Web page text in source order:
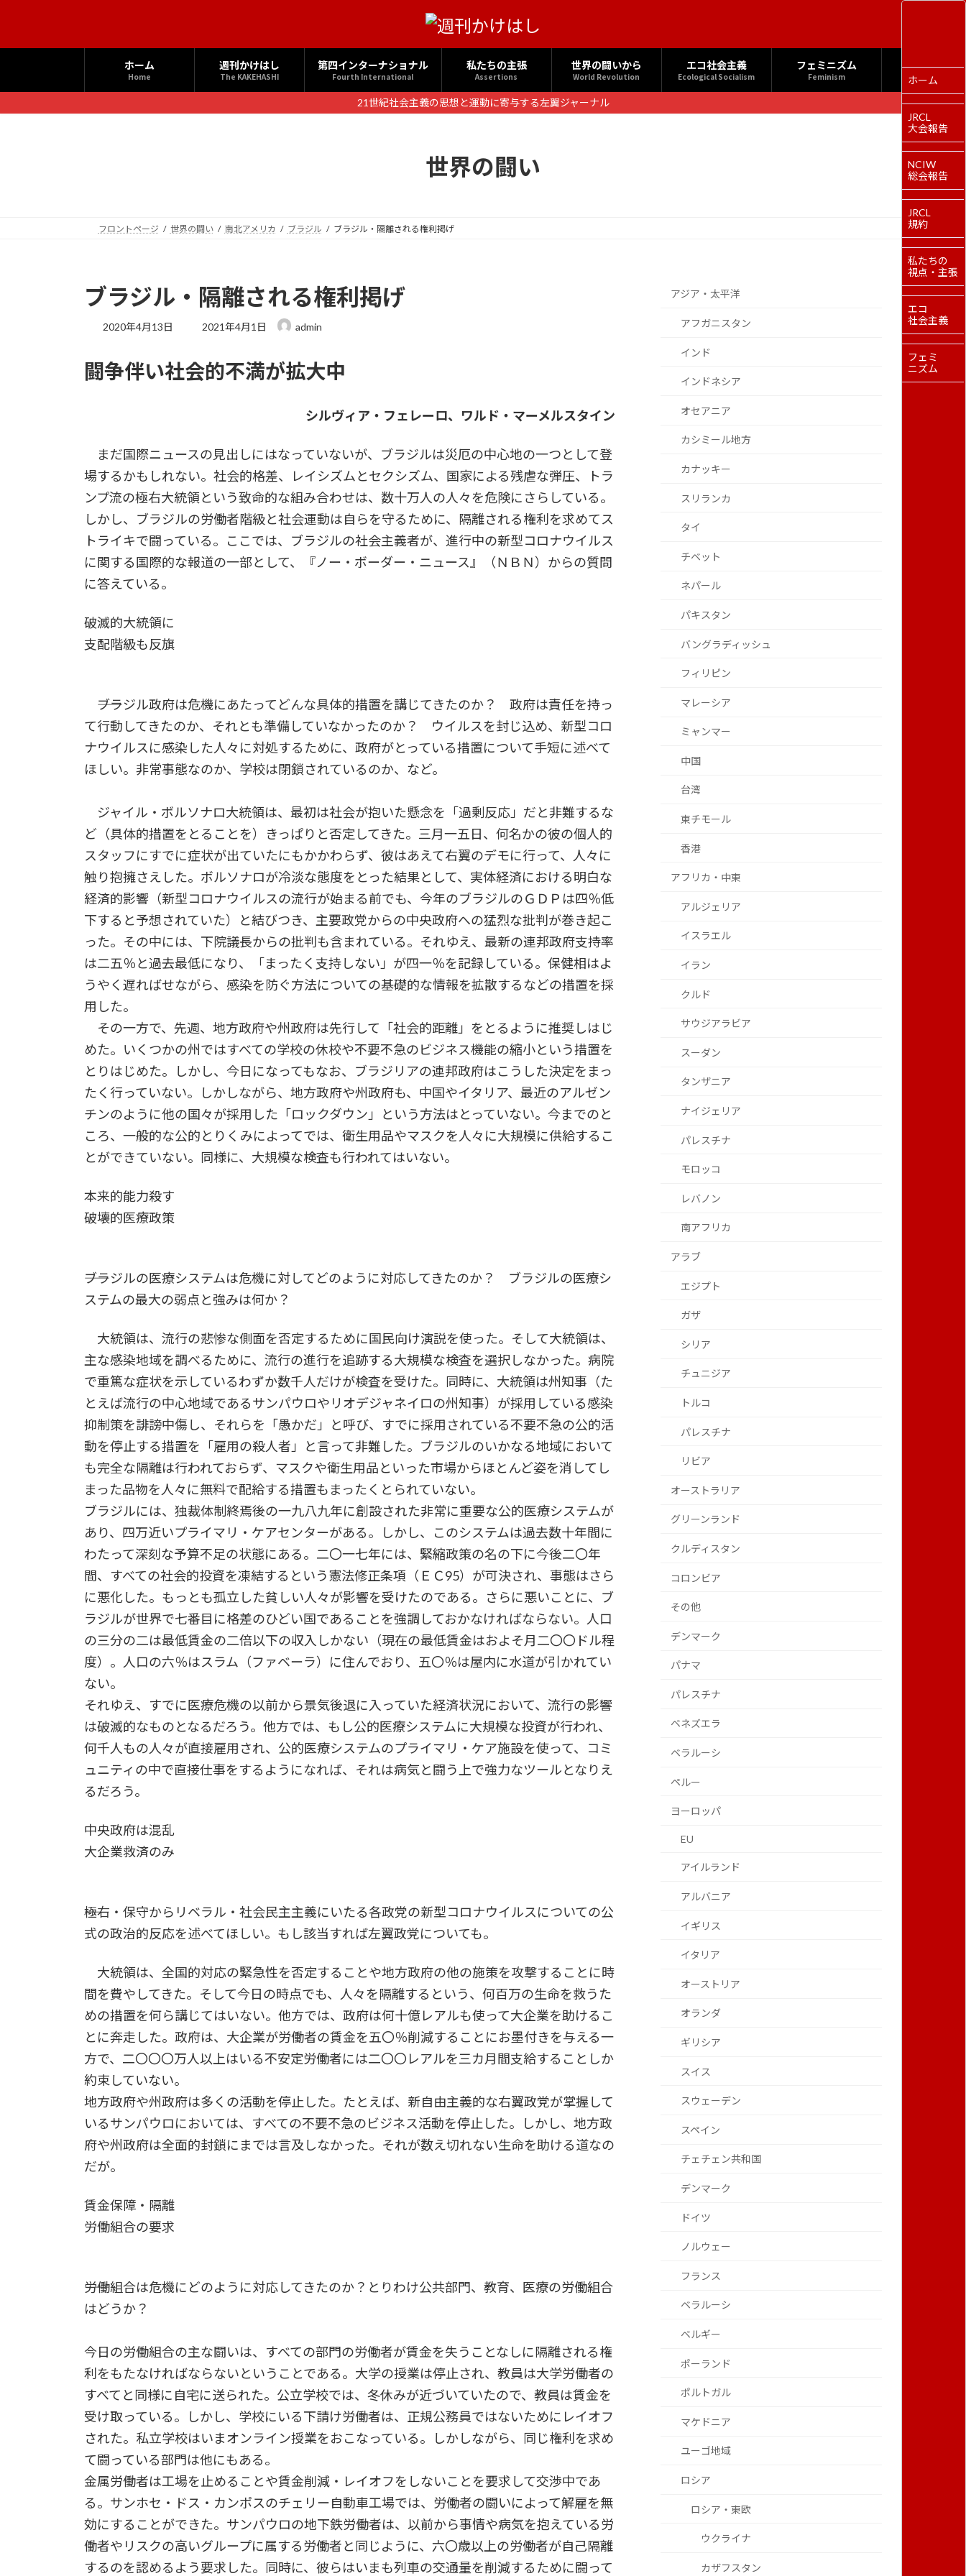
へ
ス
ョ
ン
ホーム
Home
週刊かけはし
The KAKEHASHI
第四インターナショナル
Fourth International
私たちの主張
Assertions
世界の闘いから
World Revolution
エコ社会主義
Ecological Socialism
フェミニズム
Feminism
21世紀社会主義の思想と運動に寄与する左翼ジャーナル
世界の闘い
フロントページ 世界の闘い 南北アメリカ ブラジル ブラジル・隔離される権利掲げ
ブラジル・隔離される権利掲げ
2020年4月13日
最
新
日
2021年4月1日 admin
闘争伴い社会的不満が拡大中
シルヴィア・フェレーロ、ワルド・マーメルスタイン
まだ国際ニュースの見出しにはなっていないが、ブラジルは災厄の中心地の一つとして登
場するかもしれない。社会的格差、レイシズムとセクシズム、国家による残虐な弾圧、トラ
ンプ流の極右大統領という致命的な組み合わせは、数十万人の人々を危険にさらしている。
しかし、ブラジルの労働者階級と社会運動は自らを守るために、隔離される権利を求めてス
トライキで闘っている。ここでは、ブラジルの社会主義者が、進行中の新型コロナウイルス
に関する国際的な報道の一部として、『ノー・ボーダー・ニュース』（ＮＢＮ）からの質問
に答えている。
破滅的大統領に
支配階級も反旗
――ブラジル政府は危機にあたってどんな具体的措置を講じてきたのか？ 政府は責任を持っ
て行動してきたのか、それとも準備していなかったのか？ ウイルスを封じ込め、新型コロ
ナウイルスに感染した人々に対処するために、政府がとっている措置について手短に述べて
ほしい。非常事態なのか、学校は閉鎖されているのか、など。
ジャイル・ボルソナロ大統領は、最初は社会が抱いた懸念を「過剰反応」だと非難するな
ど（具体的措置をとることを）きっぱりと否定してきた。三月一五日、何名かの彼の個人的
スタッフにすでに症状が出ていたにもかかわらず、彼はあえて右翼のデモに行って、人々に
触り抱擁さえした。ボルソナロが冷淡な態度をとった結果として、実体経済における明白な
経済的影響（新型コロナウイルスの流行が始まる前でも、今年のブラジルのＧＤＰは四％低
下すると予想されていた）と結びつき、主要政党からの中央政府への猛烈な批判が巻き起こ
った。その中には、下院議長からの批判も含まれている。それゆえ、最新の連邦政府支持率
は二五％と過去最低になり、「まったく支持しない」が四一％を記録している。保健相はよ
うやく遅ればせながら、感染を防ぐ方法についての基礎的な情報を拡散するなどの措置を採
用した。
その一方で、先週、地方政府や州政府は先行して「社会的距離」をとるように推奨しはじ
めた。いくつかの州ではすべての学校の休校や不要不急のビジネス機能の縮小という措置を
とりはじめた。しかし、今日になってもなお、ブラジリアの連邦政府はこうした決定をまっ
たく行っていない。しかしながら、地方政府や州政府も、中国やイタリア、最近のアルゼン
チンのように他の国々が採用した「ロックダウン」という方法はとっていない。今までのと
ころ、一般的な公的とりくみによってでは、衛生用品やマスクを人々に大規模に供給するこ
とができていない。同様に、大規模な検査も行われてはいない。
本来的能力殺す
破壊的医療政策
――ブラジルの医療システムは危機に対してどのように対応してきたのか？ ブラジルの医療シ
ステムの最大の弱点と強みは何か？
大統領は、流行の悲惨な側面を否定するために国民向け演説を使った。そして大統領は、
主な感染地域を調べるために、流行の進行を追跡する大規模な検査を選択しなかった。病院
で重篤な症状を示しているわずか数千人だけが検査を受けた。同時に、大統領は州知事（た
とえば流行の中心地域であるサンパウロやリオデジャネイロの州知事）が採用している感染
抑制策を誹謗中傷し、それらを「愚かだ」と呼び、すでに採用されている不要不急の公的活
動を停止する措置を「雇用の殺人者」と言って非難した。ブラジルのいかなる地域において
も完全な隔離は行われておらず、マスクや衛生用品といった市場からほとんど姿を消してし
まった品物を人々に無料で配給する措置もまったくとられていない。
ブラジルには、独裁体制終焉後の一九八九年に創設された非常に重要な公的医療システムが
あり、四万近いプライマリ・ケアセンターがある。しかし、このシステムは過去数十年間に
わたって深刻な予算不足の状態にある。二〇一七年には、緊縮政策の名の下に今後二〇年
間、すべての社会的投資を凍結するという憲法修正条項（ＥＣ95）が可決され、事態はさら
に悪化した。もっとも孤立した貧しい人々が影響を受けたのである。さらに悪いことに、ブ
ラジルが世界で七番目に格差のひどい国であることを強調しておかなければならない。人口
の三分の二は最低賃金の二倍以下の収入しかない（現在の最低賃金はおよそ月二〇〇ドル程
度）。人口の六％はスラム（ファベーラ）に住んでおり、五〇％は屋内に水道が引かれてい
ない。
それゆえ、すでに医療危機の以前から景気後退に入っていた経済状況において、流行の影響
は破滅的なものとなるだろう。他方では、もし公的医療システムに大規模な投資が行われ、
何千人もの人々が直接雇用され、公的医療システムのプライマリ・ケア施設を使って、コミ
ュニティの中で直接仕事をするようになれば、それは病気と闘う上で強力なツールとなりえ
るだろう。
中央政府は混乱
大企業救済のみ
――極右・保守からリベラル・社会民主主義にいたる各政党の新型コロナウイルスについての公
式の政治的反応を述べてほしい。もし該当すれば左翼政党についても。
大統領は、全国的対応の緊急性を否定することや地方政府の他の施策を攻撃することに時
間を費やしてきた。そして今日の時点でも、人々を隔離するという、何百万の生命を救うた
めの措置を何ら講じてはいない。他方では、政府は何十億レアルも使って大企業を助けるこ
とに奔走した。政府は、大企業が労働者の賃金を五〇％削減することにお墨付きを与える一
方で、二〇〇〇万人以上はいる不安定労働者には二〇〇レアルを三カ月間支給することしか
約束していない。
地方政府や州政府は多くの活動を停止した。たとえば、新自由主義的な右翼政党が掌握して
いるサンパウロにおいては、すべての不要不急のビジネス活動を停止した。しかし、地方政
府や州政府は全面的封鎖にまでは言及しなかった。それが数え切れない生命を助ける道なの
だが。
賃金保障・隔離
労働組合の要求
――労働組合は危機にどのように対応してきたのか？とりわけ公共部門、教育、医療の労働組合
はどうか？
今日の労働組合の主な闘いは、すべての部門の労働者が賃金を失うことなしに隔離される権
利をもたなければならないということである。大学の授業は停止され、教員は大学労働者の
すべてと同様に自宅に送られた。公立学校では、冬休みが近づいていたので、教員は賃金を
受け取っている。しかし、学校にいる下請け労働者は、正規公務員ではないためにレイオフ
された。私立学校はいまオンライン授業をおこなっている。しかしながら、同じ権利を求め
て闘っている部門は他にもある。
金属労働者は工場を止めることや賃金削減・レイオフをしないことを要求して交渉中であ
る。サンホセ・ドス・カンポスのチェリー自動車工場では、労働者の闘いによって解雇を無
効にすることができた。サンパウロの地下鉄労働者は、以前から事情や病気を抱えている労
働者やリスクの高いグループに属する労働者と同じように、六〇歳以上の労働者が自己隔離
するのを認めるよう要求した。同時に、彼らはいまも列車の交通量を削減するために闘って
アジア・太平洋
アフガニスタン
インド
インドネシア
オセアニア
カシミール地方
カナッキー
スリランカ
タイ
チベット
ネパール
パキスタン
バングラディッシュ
フィリピン
マレーシア
ミャンマー
中国
台湾
東チモール
香港
アフリカ・中東
アルジェリア
イスラエル
イラン
クルド
サウジアラビア
スーダン
タンザニア
ナイジェリア
パレスチナ
モロッコ
レバノン
南アフリカ
アラブ
エジプト
ガザ
シリア
チュニジア
トルコ
パレスチナ
リビア
オーストラリア
グリーンランド
クルディスタン
コロンビア
その他
デンマーク
パナマ
パレスチナ
ベネズエラ
ベラルーシ
ペルー
ヨーロッパ
EU
アイルランド
アルバニア
イギリス
イタリア
オーストリア
オランダ
ギリシア
スイス
スウェーデン
スペイン
チェチェン共和国
デンマーク
ドイツ
ノルウェー
フランス
ベラルーシ
ベルギー
ポーランド
ポルトガル
マケドニア
ユーゴ地域
ロシア
ロシア・東欧
ウクライナ
カザフスタン
ホーム
JRCL
大会報告
NCIW
総会報告
JRCL
規約
私たちの
視点・主張
エコ
社会主義
フェミ
ニズム